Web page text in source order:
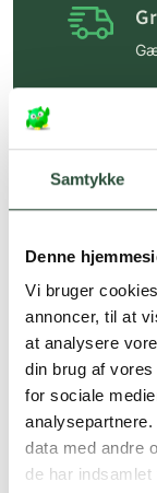
Samtykke
Denne
Vi bruger
annoncer, til at
at analysere
din brug af
for sociale
data med andre
de har
Vi